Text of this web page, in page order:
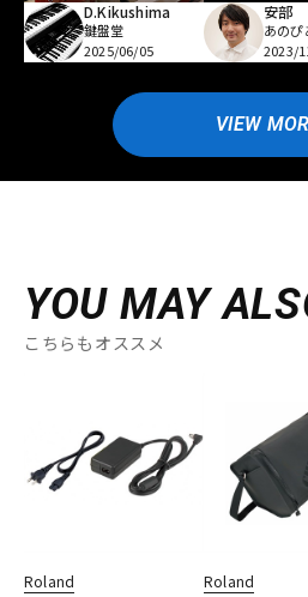
D.Kikushima
鍵盤堂
2025/06/05
安部
あのぴ
2023/
VIEW
YOU MAY
こちらもオススメ
Roland Roland